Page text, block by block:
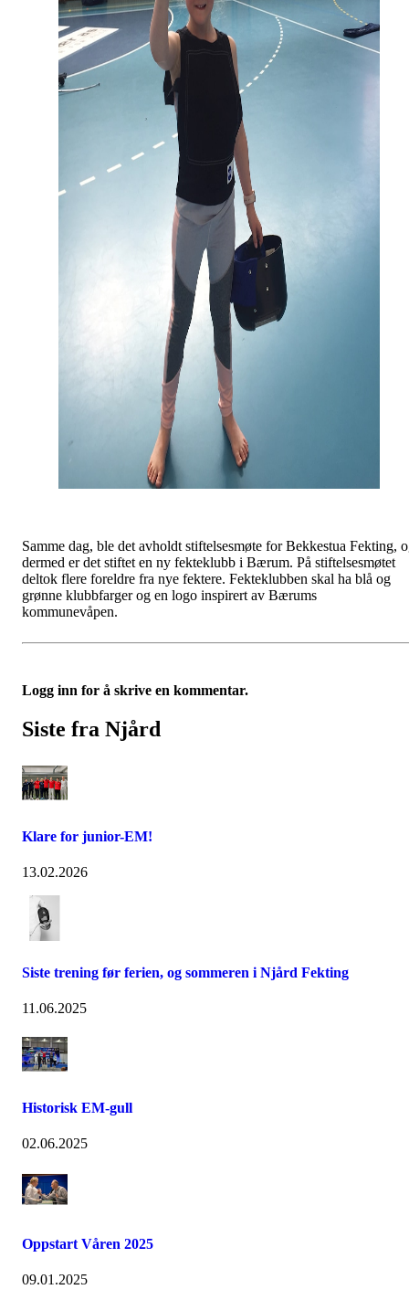
Samme dag, ble det avholdt stiftelsesmøte for Bekkestua Fekting,
dermed er det stiftet en ny fekteklubb i Bærum. På stiftelsesmøtet
deltok flere foreldre fra nye fektere. Fekteklubben skal ha blå og
grønne klubbfarger og en logo inspirert av Bærums
kommunevåpen.
Logg inn for å skrive en kommentar.
Siste fra Njård
Klare for junior-EM!
13.02.2026
Siste trening før ferien, og sommeren i Njård Fekting
11.06.2025
Historisk EM-gull
02.06.2025
Oppstart Våren 2025
09.01.2025